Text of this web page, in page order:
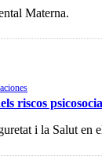
Materna.
riscos
i la Salut en